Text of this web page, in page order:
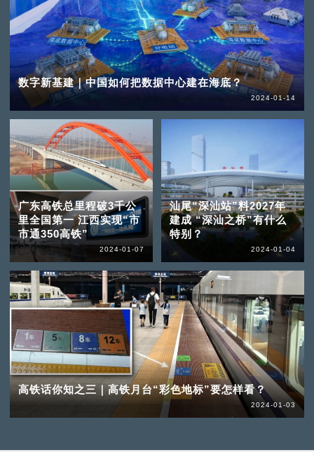
数字新基建｜中国如何把数据中心建在海底？
2024-01-14
广东高铁总里程破3千公
里全国第一 江西实现“市
市通350高铁”
2024-01-07
汕尾“深汕站”料2027年
建成 “深汕之桥”有什么
特别？
2024-01-04
高铁话你知之三｜高铁月台“彩色地标”要怎样看？
2024-01-03